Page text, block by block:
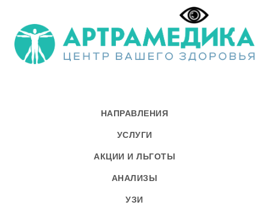
НАПРАВЛЕНИЯ
УСЛУГИ
АКЦИИ И ЛЬГОТЫ
АНАЛИЗЫ
УЗИ